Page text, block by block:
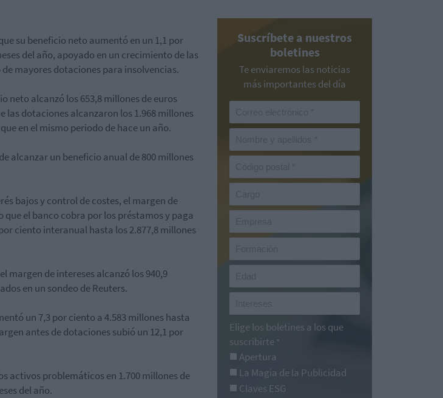
su beneficio neto aumentó en un 1,1 por
del año, apoyado en un crecimiento de las
mayores dotaciones para insolvencias.
neto alcanzó los 653,8 millones de euros
las dotaciones alcanzaron los 1.968 millones
en el mismo periodo de hace un año.
alcanzar un beneficio anual de 800 millones
bajos y control de costes, el margen de
que el banco cobra por los préstamos y paga
ciento interanual hasta los 2.877,8 millones
margen de intereses alcanzó los 940,9
en un sondeo de Reuters.
un 7,3 por ciento a 4.583 millones hasta
antes de dotaciones subió un 12,1 por
activos problemáticos en 1.700 millones de
del año.
Suscríbete a nuestros
boletines
Te enviaremos las noticias
más importantes del día
Elige los boletines a los que
suscribirte *
Apertura
La Magia de la Publicidad
Claves ESG